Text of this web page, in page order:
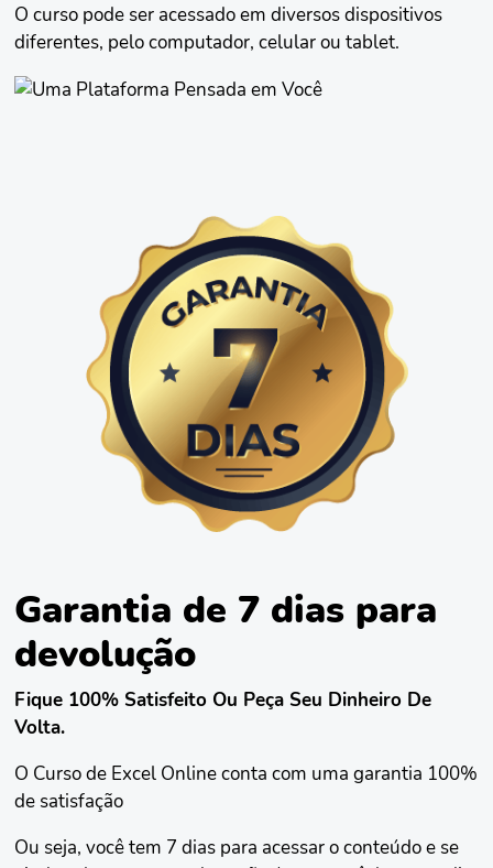
O curso pode ser acessado em diversos dispositivos
diferentes, pelo computador, celular ou tablet.
Garantia de 7 dias para
devolução
Fique 100% Satisfeito Ou Peça Seu Dinheiro De
Volta.
O Curso de Excel Online conta com uma garantia 100%
de satisfação
Ou seja, você tem 7 dias para acessar o conteúdo e se